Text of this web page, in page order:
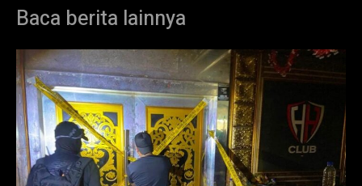
Baca berita lainnya